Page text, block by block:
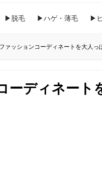
▶脱毛 ▶ハゲ・薄毛 ▶
ァッションコーディネートを大人っ
ーディネート